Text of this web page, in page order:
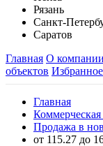
Рязань
Санкт-
Саратов
Главная О компании
объектов Избранное
Главная
Продажа в
от 115.27 до